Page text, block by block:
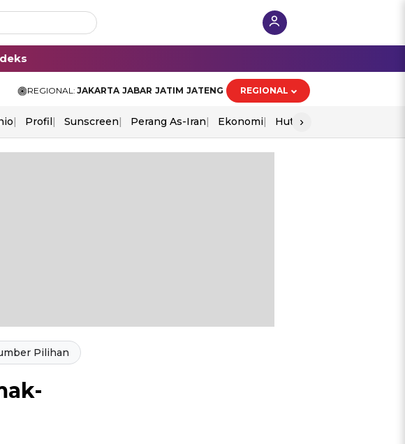
REGIONAL: JAKARTA JABAR JATIM JATENG REGIONAL
Profil Sunscreen Perang As-Iran Ekonomi Hut Ri
›
Pilihan